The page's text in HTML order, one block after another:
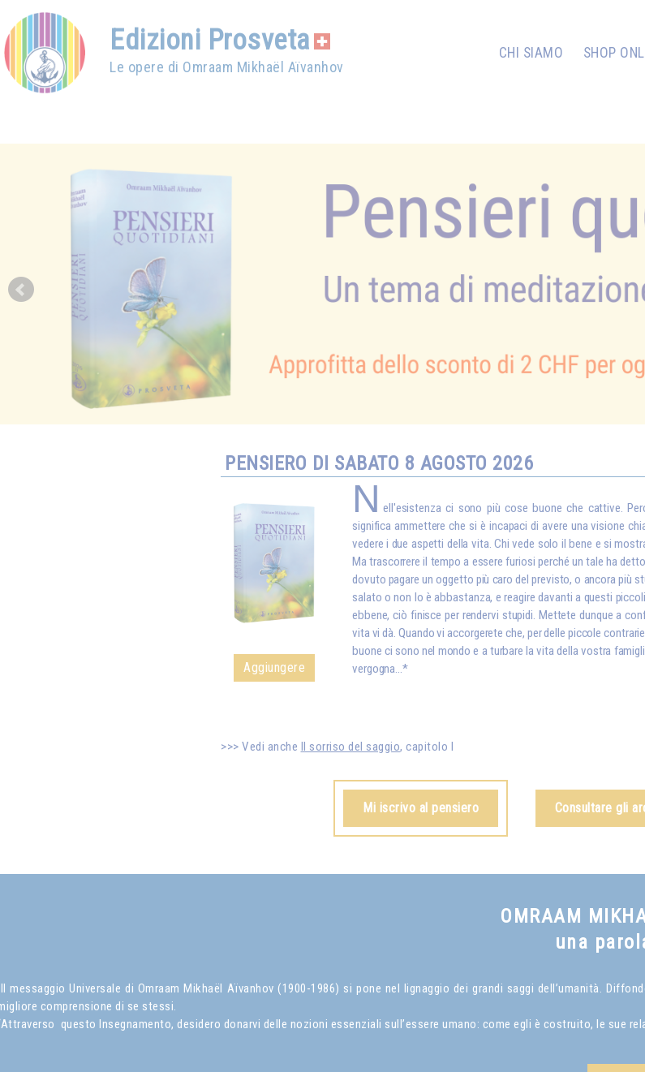
Edizioni Prosveta
Le opere di Omraam Mikhaël Aïvanhov
CHI SIAMO SHOP
Prev
PENSIERO DI SABATO 8 AGOSTO 2026
Aggiungere
N ell'esistenza ci sono più cose buone che cattive.
significa ammettere che si è incapaci di avere una visione
vedere i due aspetti della vita. Chi vede solo il bene e si
Ma trascorrere il tempo a essere furiosi perché un tale ha
dovuto pagare un oggetto più caro del previsto, o ancora più
salato o non lo è abbastanza, e reagire davanti a questi
ebbene, ciò finisce per rendervi stupidi. Mettete dunque a
vita vi dà. Quando vi accorgerete che, per delle piccole
buone ci sono nel mondo e a turbare la vita della vostra
vergogna…*
Vedi anche Il sorriso del saggio, capitolo I
Mi iscrivo al pensiero Consultare gli
OMRAAM
una
messaggio Universale di Omraam Mikhaël Aïvanhov (1900-1986) si pone nel lignaggio dei grandi saggi dell’umanità.
comprensione di se stessi.
questo Insegnamento, desidero donarvi delle nozioni essenziali sull’essere umano: come egli è costruito, le sue